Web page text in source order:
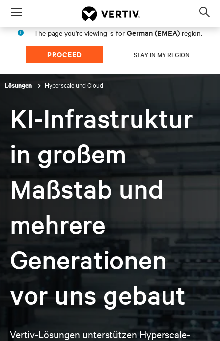
Menu
The page you're viewing is for German (EMEA) region.
PROCEED STAY IN MY REGION
Lösungen Hyperscale und Cloud
KI-Infrastruktur
in großem
Maßstab und
mehrere
Generationen
vor uns gebaut
Vertiv-Lösungen unterstützen Hyperscale-